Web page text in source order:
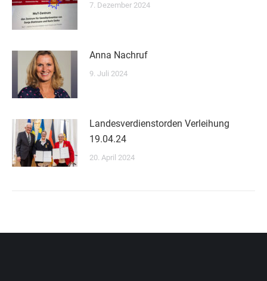
7. Dezember 2024
Anna Nachruf
9. Juli 2024
Landesverdienstorden Verleihung
19.04.24
20. April 2024